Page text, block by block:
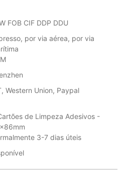
FOB CIF DDP DDU
por via aérea, por via
Western Union, Paypal
de Limpeza Adesivos -
3-7 dias úteis